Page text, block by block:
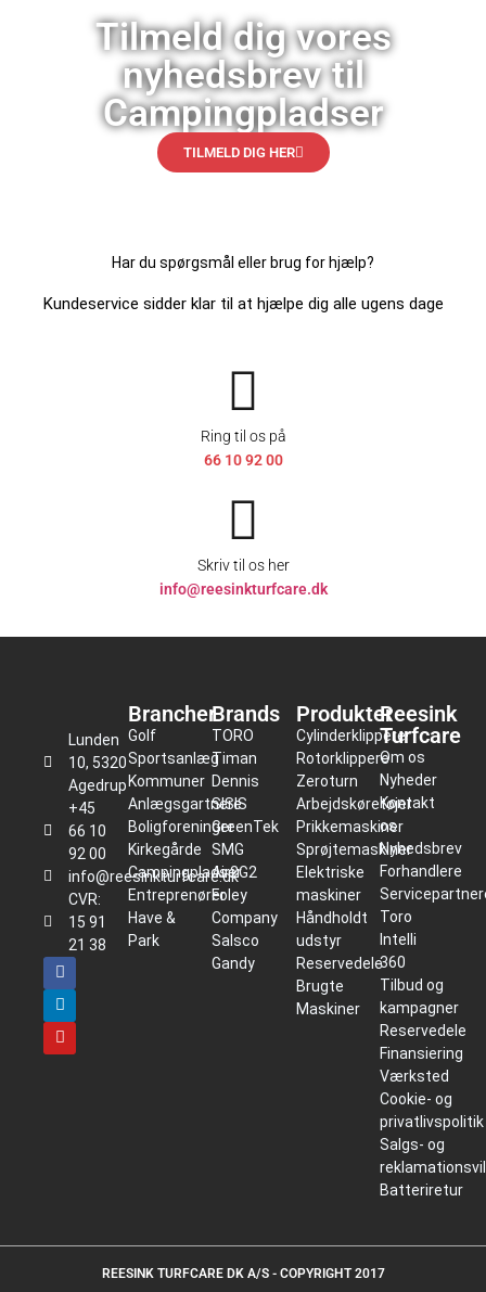
Tilmeld dig vores
nyhedsbrev til
Campingpladser
TILMELD DIG HER
Har du spørgsmål eller brug for hjælp?
Kundeservice sidder klar til at hjælpe dig alle ugens dage
Ring til os på
66 10 92 00
Skriv til os her
info@reesinkturfcare.dk
Lunden
10, 5320
Agedrup
+45
66 10
92 00
info@reesinkturfcare.dk
CVR:
15 91
21 38
Brancher
Golf
Sportsanlæg
Kommuner
Anlægsgartnere
Boligforeninger
Kirkegårde
Campingpladser
Entreprenører
Have &
Park
Brands
TORO
Timan
Dennis
SISIS
GreenTek
SMG
Air2G2
Foley
Company
Salsco
Gandy
Produkter
Cylinderklippere
Rotorklippere
Zeroturn
Arbejdskøretøjer
Prikkemaskiner
Sprøjtemaskiner
Elektriske
maskiner
Håndholdt
udstyr
Reservedele
Brugte
Maskiner
Reesink
Turfcare
Om os
Nyheder
Kontakt
os
Nyhedsbrev
Forhandlere
Toro
Intelli
360
Tilbud og
kampagner
Reservedele
Finansiering
Værksted
Cookie- og
privatlivspolitik
Salgs- og
Batteriretur
REESINK TURFCARE DK A/S - COPYRIGHT 2017